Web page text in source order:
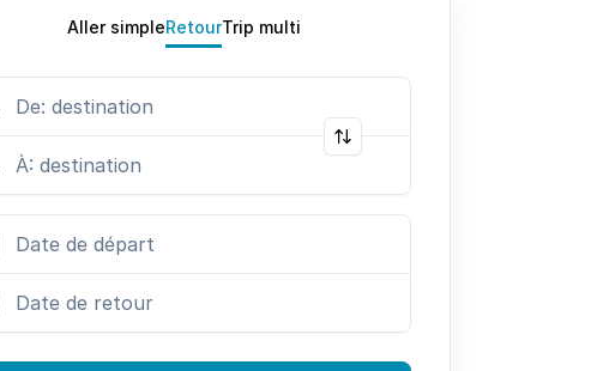
Aller simpleRetourTrip multi